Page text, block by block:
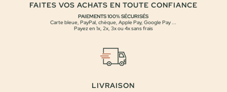
FAITES VOS ACHATS EN TOUTE CONFIANCE
PAIEMENTS 100% SÉCURISÉS
Carte bleue, PayPal, chèque, Apple Pay, Google Pay ...
Payez en 1x, 2x, 3x ou 4x sans frais
LIVRAISON